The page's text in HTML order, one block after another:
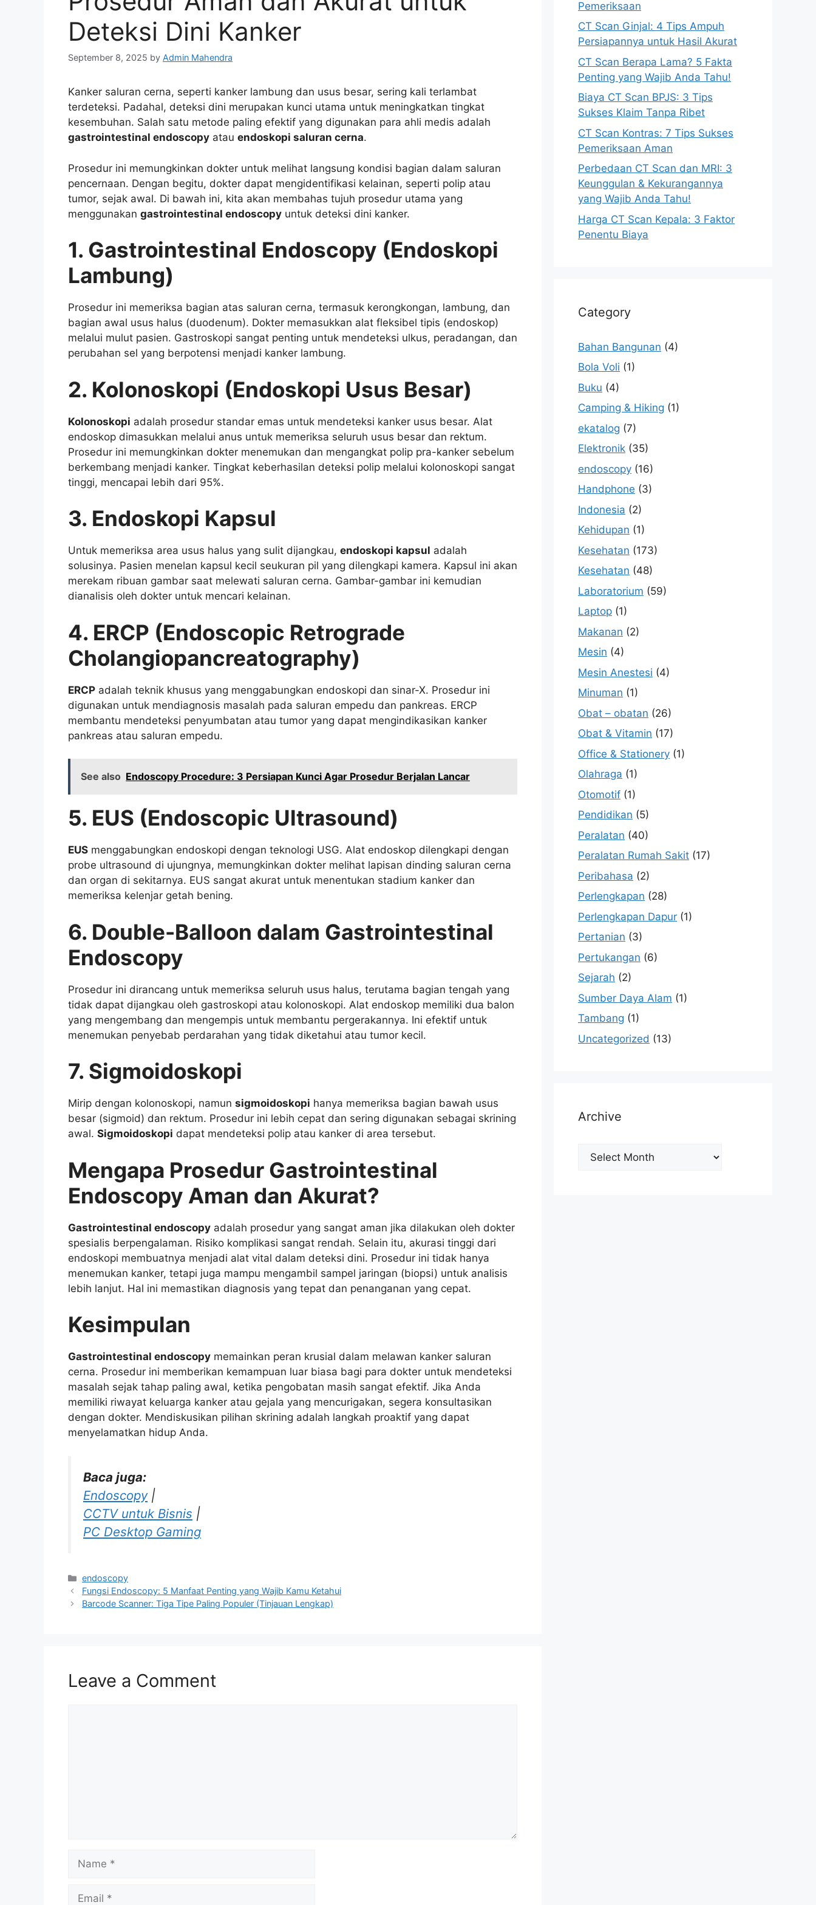
Deteksi Dini Kanker
September 8, 2025 by Admin Mahendra
Kanker saluran cerna, seperti kanker lambung dan usus besar, sering kali terlambat
terdeteksi. Padahal, deteksi dini merupakan kunci utama untuk meningkatkan tingkat
kesembuhan. Salah satu metode paling efektif yang digunakan para ahli medis adalah
gastrointestinal endoscopy atau endoskopi saluran cerna.
Prosedur ini memungkinkan dokter untuk melihat langsung kondisi bagian dalam saluran
pencernaan. Dengan begitu, dokter dapat mengidentifikasi kelainan, seperti polip atau
tumor, sejak awal. Di bawah ini, kita akan membahas tujuh prosedur utama yang
menggunakan gastrointestinal endoscopy untuk deteksi dini kanker.
1. Gastrointestinal Endoscopy (Endoskopi
Lambung)
Prosedur ini memeriksa bagian atas saluran cerna, termasuk kerongkongan, lambung, dan
bagian awal usus halus (duodenum). Dokter memasukkan alat fleksibel tipis (endoskop)
melalui mulut pasien. Gastroskopi sangat penting untuk mendeteksi ulkus, peradangan, dan
perubahan sel yang berpotensi menjadi kanker lambung.
2. Kolonoskopi (Endoskopi Usus Besar)
Kolonoskopi adalah prosedur standar emas untuk mendeteksi kanker usus besar. Alat
endoskop dimasukkan melalui anus untuk memeriksa seluruh usus besar dan rektum.
Prosedur ini memungkinkan dokter menemukan dan mengangkat polip pra-kanker sebelum
berkembang menjadi kanker. Tingkat keberhasilan deteksi polip melalui kolonoskopi sangat
tinggi, mencapai lebih dari 95%.
3. Endoskopi Kapsul
Untuk memeriksa area usus halus yang sulit dijangkau, endoskopi kapsul adalah
solusinya. Pasien menelan kapsul kecil seukuran pil yang dilengkapi kamera. Kapsul ini akan
merekam ribuan gambar saat melewati saluran cerna. Gambar-gambar ini kemudian
dianalisis oleh dokter untuk mencari kelainan.
4. ERCP (Endoscopic Retrograde
Cholangiopancreatography)
ERCP adalah teknik khusus yang menggabungkan endoskopi dan sinar-X. Prosedur ini
digunakan untuk mendiagnosis masalah pada saluran empedu dan pankreas. ERCP
membantu mendeteksi penyumbatan atau tumor yang dapat mengindikasikan kanker
pankreas atau saluran empedu.
See also Endoscopy Procedure: 3 Persiapan Kunci Agar Prosedur Berjalan Lancar
5. EUS (Endoscopic Ultrasound)
EUS menggabungkan endoskopi dengan teknologi USG. Alat endoskop dilengkapi dengan
probe ultrasound di ujungnya, memungkinkan dokter melihat lapisan dinding saluran cerna
dan organ di sekitarnya. EUS sangat akurat untuk menentukan stadium kanker dan
memeriksa kelenjar getah bening.
6. Double-Balloon dalam Gastrointestinal
Endoscopy
Prosedur ini dirancang untuk memeriksa seluruh usus halus, terutama bagian tengah yang
tidak dapat dijangkau oleh gastroskopi atau kolonoskopi. Alat endoskop memiliki dua balon
yang mengembang dan mengempis untuk membantu pergerakannya. Ini efektif untuk
menemukan penyebab perdarahan yang tidak diketahui atau tumor kecil.
7. Sigmoidoskopi
Mirip dengan kolonoskopi, namun sigmoidoskopi hanya memeriksa bagian bawah usus
besar (sigmoid) dan rektum. Prosedur ini lebih cepat dan sering digunakan sebagai skrining
awal. Sigmoidoskopi dapat mendeteksi polip atau kanker di area tersebut.
Mengapa Prosedur Gastrointestinal
Endoscopy Aman dan Akurat?
Gastrointestinal endoscopy adalah prosedur yang sangat aman jika dilakukan oleh dokter
spesialis berpengalaman. Risiko komplikasi sangat rendah. Selain itu, akurasi tinggi dari
endoskopi membuatnya menjadi alat vital dalam deteksi dini. Prosedur ini tidak hanya
menemukan kanker, tetapi juga mampu mengambil sampel jaringan (biopsi) untuk analisis
lebih lanjut. Hal ini memastikan diagnosis yang tepat dan penanganan yang cepat.
Kesimpulan
Gastrointestinal endoscopy memainkan peran krusial dalam melawan kanker saluran
cerna. Prosedur ini memberikan kemampuan luar biasa bagi para dokter untuk mendeteksi
masalah sejak tahap paling awal, ketika pengobatan masih sangat efektif. Jika Anda
memiliki riwayat keluarga kanker atau gejala yang mencurigakan, segera konsultasikan
dengan dokter. Mendiskusikan pilihan skrining adalah langkah proaktif yang dapat
menyelamatkan hidup Anda.
Baca juga:
Endoscopy|
CCTV untuk Bisnis |
PC Desktop Gaming
Categories
endoscopy
Fungsi Endoscopy: 5 Manfaat Penting yang Wajib Kamu Ketahui
Barcode Scanner: Tiga Tipe Paling Populer (Tinjauan Lengkap)
Leave a Comment
Name
Email
Pemeriksaan
CT Scan Ginjal: 4 Tips Ampuh
Persiapannya untuk Hasil Akurat
CT Scan Berapa Lama? 5 Fakta
Penting yang Wajib Anda Tahu!
Biaya CT Scan BPJS: 3 Tips
Sukses Klaim Tanpa Ribet
CT Scan Kontras: 7 Tips Sukses
Pemeriksaan Aman
Perbedaan CT Scan dan MRI: 3
Keunggulan & Kekurangannya
yang Wajib Anda Tahu!
Harga CT Scan Kepala: 3 Faktor
Penentu Biaya
Category
Bahan Bangunan (4)
Bola Voli (1)
Buku (4)
Camping & Hiking (1)
ekatalog (7)
Elektronik (35)
endoscopy (16)
Handphone (3)
Indonesia (2)
Kehidupan (1)
Kesehatan (173)
Kesehatan (48)
Laboratorium (59)
Laptop (1)
Makanan (2)
Mesin (4)
Mesin Anestesi (4)
Minuman (1)
Obat – obatan (26)
Obat & Vitamin (17)
Office & Stationery (1)
Olahraga (1)
Otomotif (1)
Pendidikan (5)
Peralatan (40)
Peralatan Rumah Sakit (17)
Peribahasa (2)
Perlengkapan (28)
Perlengkapan Dapur (1)
Pertanian (3)
Pertukangan (6)
Sejarah (2)
Sumber Daya Alam (1)
Tambang (1)
Uncategorized (13)
Archive
Archive